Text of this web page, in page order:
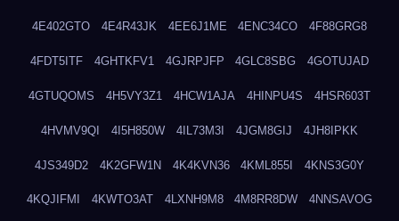
4E402GTO 4E4R43JK 4EE6J1ME 4ENC34CO 4F88GRG8
4FDT5ITF 4GHTKFV1 4GJRPJFP 4GLC8SBG 4GOTUJAD
4GTUQOMS 4H5VY3Z1 4HCW1AJA 4HINPU4S 4HSR603T
4HVMV9QI 4I5H850W 4IL73M3I 4JGM8GIJ 4JH8IPKK
4JS349D2 4K2GFW1N 4K4KVN36 4KML855I 4KNS3G0Y
4KQJIFMI 4KWTO3AT 4LXNH9M8 4M8RR8DW 4NNSAVOG